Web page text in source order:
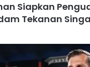
Siapkan
Tekanan